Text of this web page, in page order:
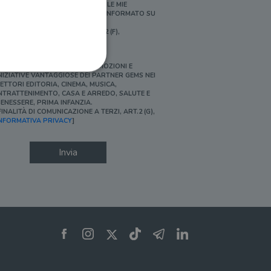
PERSONALIZZATE E IN LINEA CON LE MIE
ABITUDINI DI ACQUISTO, ESSERE INFORMATO SU
[FINALITÀ DI PROFILAZIONE, ART.2 (F),
SÌ, DESIDERO ACCEDERE A PROMOZIONI E
VANTAGGIOSE DEI PARTNER GEMS NEI
EDITORIA, CINEMA, MUSICA,
CASA E ARREDO, SALUTE E
PRIMA INFANZIA.
DI COMUNICAZIONE A TERZI, ART.2 (G),
PRIVACY]
Invia
dell'account. Il sito
per il dominio corrente.